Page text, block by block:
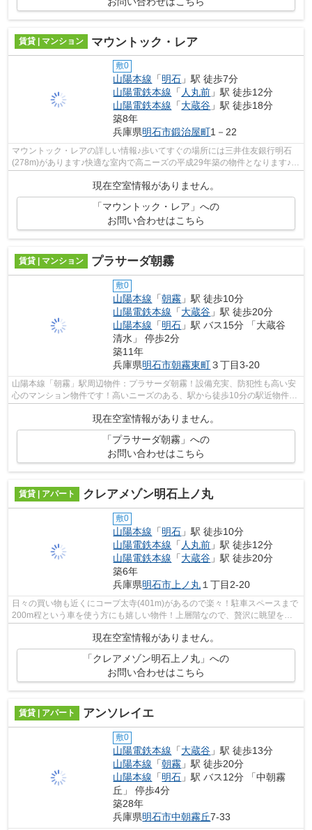
賃貸 | マンション マウントック・レア
敷0
山陽本線 「明石 」駅 徒歩7分
山陽電鉄本線 「 人丸前 」駅 徒歩12分
山陽電鉄本線 「大蔵谷 」駅 徒歩18分
築8年
兵庫県明石市鍛治屋町1－22
マウントック・レアの詳しい情報♪歩いてすぐの場所には三井住友銀行明石
(278m)があります♪快適な室内で高ニーズの平成29年築の物件となります♪駅
現在空室情報がありません。
「マウントック・レア」への
お問い合わせはこちら
賃貸 | マンション プラサーダ朝霧
敷0
山陽本線 「朝霧 」駅 徒歩10分
山陽電鉄本線 「大蔵谷 」駅 徒歩20分
山陽本線 「明石 」駅 バス15分 「大蔵谷
清水」 停歩2分
築11年
兵庫県明石市朝霧東町３丁目3-20
山陽本線「朝霧」駅周辺物件：プラサーダ朝霧！設備充実、防犯性も高い安
心のマンション物件です！高いニーズのある、駅から徒歩10分の駅近物件☆
現在空室情報がありません。
「プラサーダ朝霧」への
お問い合わせはこちら
賃貸 | アパート クレアメゾン明石上ノ丸
敷0
山陽本線 「明石 」駅 徒歩10分
山陽電鉄本線 「 人丸前 」駅 徒歩12分
山陽電鉄本線 「大蔵谷 」駅 徒歩20分
築6年
兵庫県明石市 上ノ丸 １丁目2-20
日々の買い物も近くにコープ太寺(401m)があるので楽々！駐車スペースまで
200m程という車を使う方にも嬉しい物件！上層階なので、贅沢に眺望をお
楽しみいただけます！コチラは、令和2年...
現在空室情報がありません。
「クレアメゾン明石上ノ丸」への
お問い合わせはこちら
賃貸 | アパート アンソレイエ
敷0
山陽電鉄本線 「大蔵谷 」駅 徒歩13分
山陽本線 「朝霧 」駅 徒歩20分
山陽本線 「明石 」駅 バス12分 「中朝霧
丘」 停歩4分
築28年
兵庫県明石市中朝霧丘7-33